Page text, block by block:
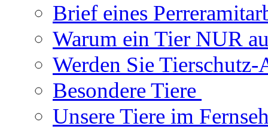
Brief eines
Warum ein Tier NUR
Werden Sie
Besondere Tiere
Unsere Tiere im